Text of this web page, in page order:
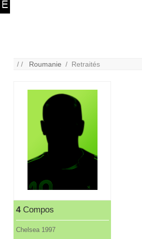
/ / Roumanie / Retraités
4Compos
Chelsea 1997